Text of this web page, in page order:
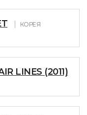
КОРЕЯ
LINES (2011)